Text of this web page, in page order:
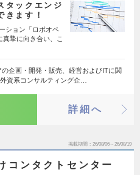
タックエンジ
きます！
ション「ロボオペ
摯に向き合い、こ
の企画・開発・販売、経営およびITに関
資系コンサルティング企…
詳細へ
掲載期間 26/08/06～26/08/19
コンタクトセンター